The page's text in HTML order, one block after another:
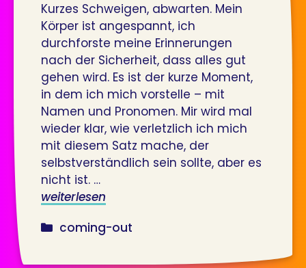
Kurzes Schweigen, abwarten. Mein
Körper ist angespannt, ich
durchforste meine Erinnerungen
nach der Sicherheit, dass alles gut
gehen wird. Es ist der kurze Moment,
in dem ich mich vorstelle – mit
Namen und Pronomen. Mir wird mal
wieder klar, wie verletzlich ich mich
mit diesem Satz mache, der
selbstverständlich sein sollte, aber es
nicht ist. …
weiterlesen
kategorien
coming-out